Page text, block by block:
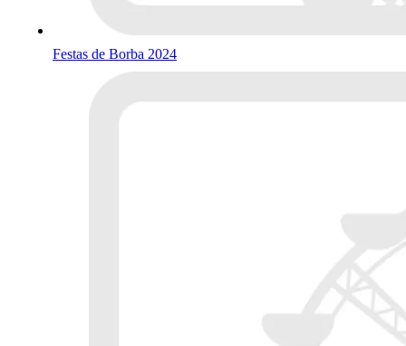
Festas de Borba 2024